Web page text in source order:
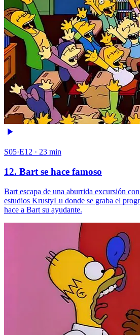
S05·E12 · 23 min
12. Bart se hace famoso
Bart escapa de una aburrida excursión
estudios KrustyLu donde se graba el
hace a Bart su ayudante.